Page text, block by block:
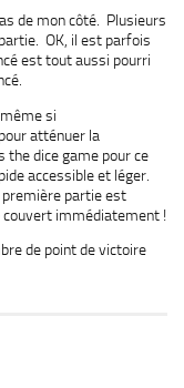
de mon côté. Plusieurs
OK, il est parfois
est tout aussi pourri
si
atténuer la
the dice game pour ce
accessible et léger.
première partie est
immédiatement !
de point de victoire